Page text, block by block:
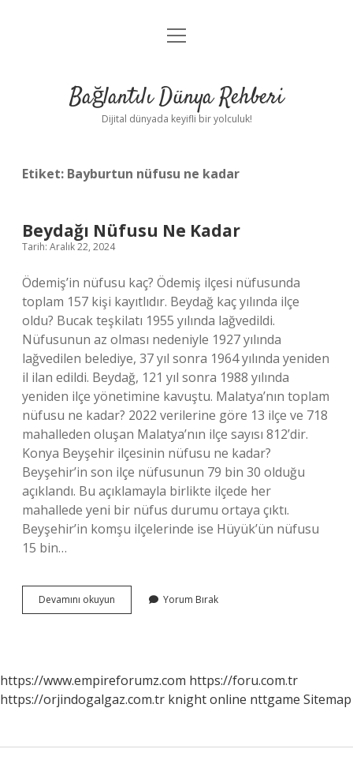
Anasayfa
Yasal Uyarı
menüyü
Bağlantılı Dünya Rehberi
Dijital dünyada keyifli bir yolculuk!
Etiket: Bayburtun nüfusu ne kadar
Beydağı Nüfusu Ne Kadar
Tarih: Aralık 22, 2024
Ödemiş’in nüfusu kaç? Ödemiş ilçesi nüfusunda
toplam 157 kişi kayıtlıdır. Beydağ kaç yılında ilçe
oldu? Bucak teşkilatı 1955 yılında lağvedildi.
Nüfusunun az olması nedeniyle 1927 yılında
lağvedilen belediye, 37 yıl sonra 1964 yılında yeniden
il ilan edildi. Beydağ, 121 yıl sonra 1988 yılında
yeniden ilçe yönetimine kavuştu. Malatya’nın toplam
nüfusu ne kadar? 2022 verilerine göre 13 ilçe ve 718
mahalleden oluşan Malatya’nın ilçe sayısı 812’dir.
Konya Beyşehir ilçesinin nüfusu ne kadar?
Beyşehir’in son ilçe nüfusunun 79 bin 30 olduğu
açıklandı. Bu açıklamayla birlikte ilçede her
mahallede yeni bir nüfus durumu ortaya çıktı.
Beyşehir’in komşu ilçelerinde ise Hüyük’ün nüfusu
15 bin…
Devamını okuyun Beydağı
Nüfusu
Yorum Bırak
https://www.empireforumz.com https://foru.com.tr
https://orjindogalgaz.com.tr knight online nttgame Sitemap